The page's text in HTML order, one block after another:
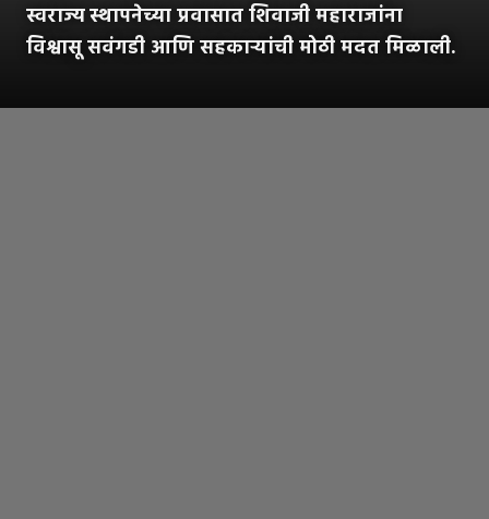
स्वराज्य स्थापनेच्या प्रवासात शिवाजी महाराजांना
विश्वासू सवंगडी आणि सहकाऱ्यांची मोठी मदत मिळाली.